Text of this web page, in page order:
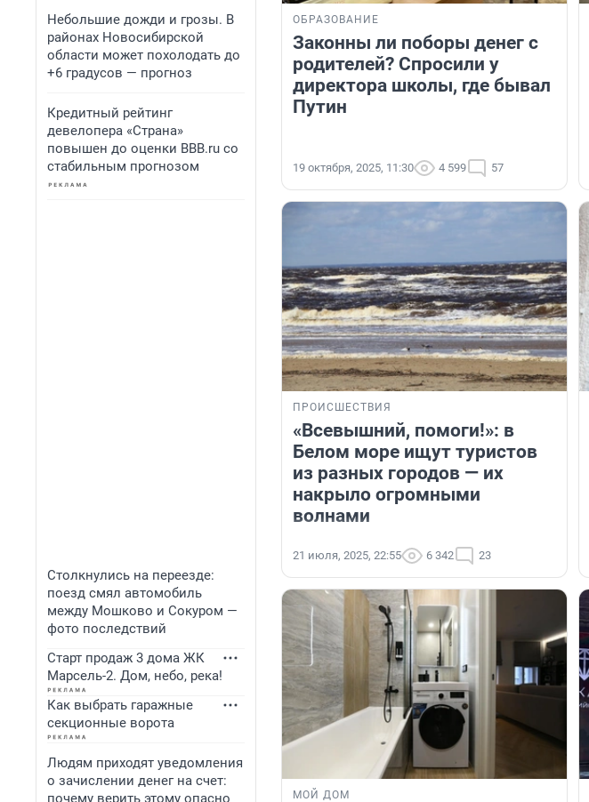
Небольшие дожди и грозы. В
районах Новосибирской
области может похолодать до
+6 градусов — прогноз
Кредитный рейтинг
девелопера «Страна»
повышен до оценки BBB.ru со
стабильным прогнозом
Столкнулись на переезде:
поезд смял автомобиль
между Мошково и Сокуром —
фото последствий
Старт продаж 3 дома ЖК
Марсель-2. Дом, небо, река!
Как выбрать гаражные
секционные ворота
Людям приходят уведомления
о зачислении денег на счет:
почему верить этому опасно
ОБРАЗОВАНИЕ
Законны ли поборы денег с
родителей? Спросили у
директора школы, где бывал
Путин
19 октября, 2025, 11:30 4 599 57
ПРОИСШЕСТВИЯ
«Всевышний, помоги!»: в
Белом море ищут туристов
из разных городов — их
накрыло огромными
волнами
21 июля, 2025, 22:55 6 342 23
МОЙ ДОМ